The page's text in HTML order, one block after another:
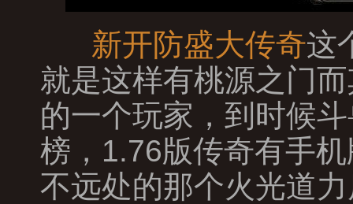
新开防盛大传奇这
就是这样有桃源之门
的一个玩家，到时候
榜，1.76版传奇有手
不远处的那个火光道